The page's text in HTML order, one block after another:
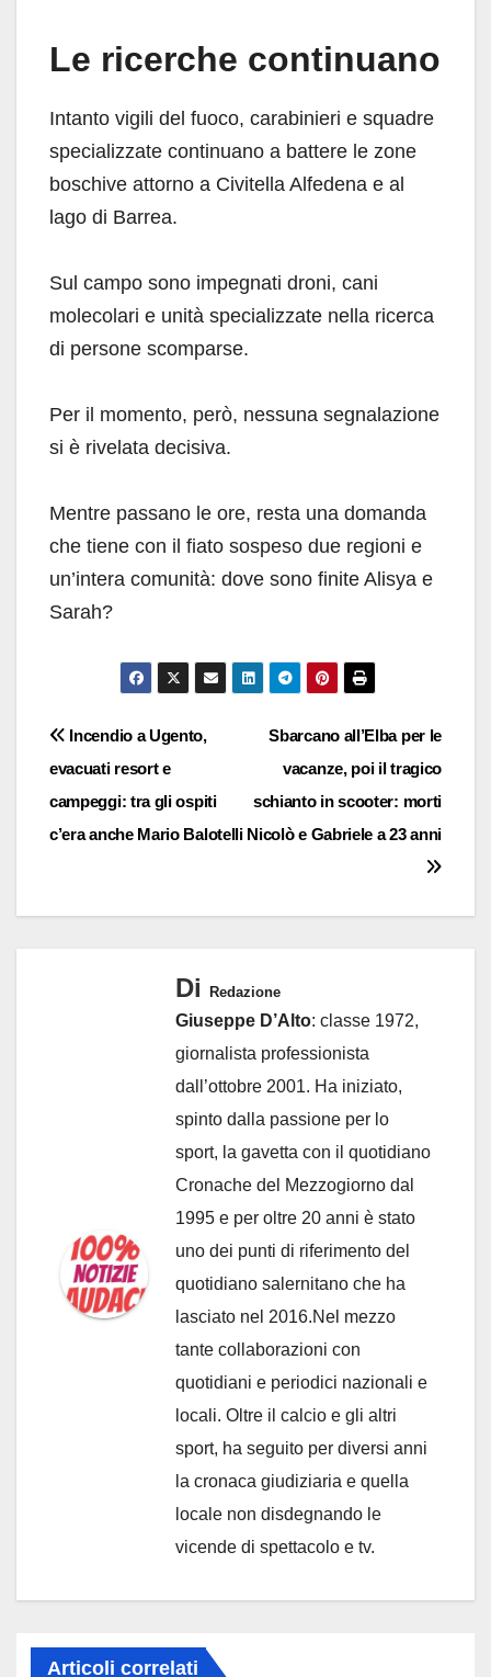
Le ricerche continuano
Intanto vigili del fuoco, carabinieri e squadre
specializzate continuano a battere le zone
boschive attorno a Civitella Alfedena e al
lago di Barrea.
Sul campo sono impegnati droni, cani
molecolari e unità specializzate nella ricerca
di persone scomparse.
Per il momento, però, nessuna segnalazione
si è rivelata decisiva.
Mentre passano le ore, resta una domanda
che tiene con il fiato sospeso due regioni e
un’intera comunità: dove sono finite Alisya e
Sarah?
Navigazione
articoli
Sbarcano all’Elba per le
vacanze, poi il tragico
schianto in scooter: morti
Nicolò e Gabriele a 23 anni
Incendio a Ugento,
evacuati resort e
campeggi: tra gli ospiti
c’era anche Mario Balotelli
Di Redazione
Giuseppe D’Alto: classe 1972,
giornalista professionista
dall’ottobre 2001. Ha iniziato,
spinto dalla passione per lo
sport, la gavetta con il quotidiano
Cronache del Mezzogiorno dal
1995 e per oltre 20 anni è stato
uno dei punti di riferimento del
quotidiano salernitano che ha
lasciato nel 2016.Nel mezzo
tante collaborazioni con
quotidiani e periodici nazionali e
locali. Oltre il calcio e gli altri
sport, ha seguito per diversi anni
la cronaca giudiziaria e quella
locale non disdegnando le
vicende di spettacolo e tv.
Articoli correlati